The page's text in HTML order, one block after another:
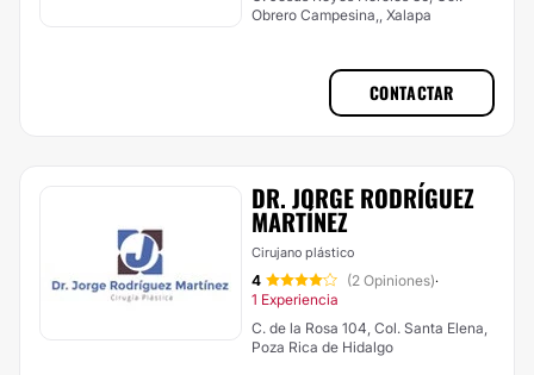
Obrero Campesina,, Xalapa
CONTACTAR
DR. JORGE RODRÍGUEZ
MARTÍNEZ
Cirujano plástico
4 (2 Opiniones)·
1 Experiencia
C. de la Rosa 104, Col. Santa Elena,
Poza Rica de Hidalgo